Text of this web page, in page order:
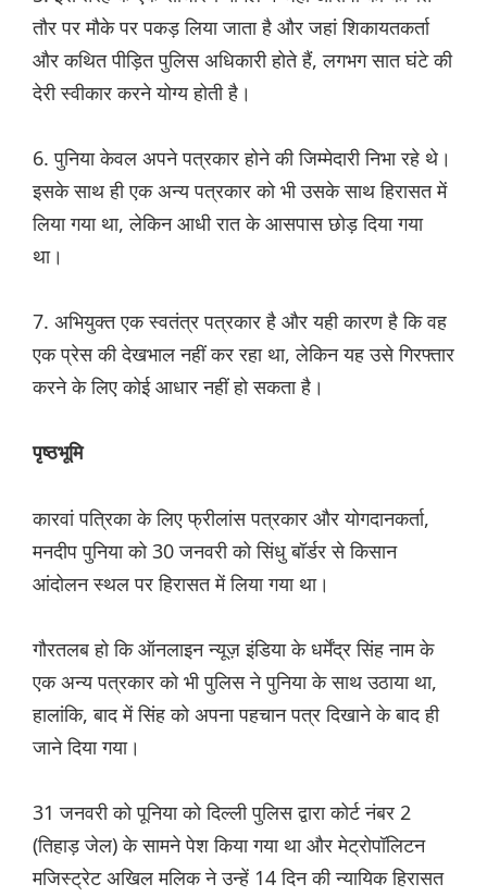
तौर पर मौके पर पकड़ लिया जाता है और जहां शिकायतकर्ता
और कथित पीड़ित पुलिस अधिकारी होते हैं, लगभग सात घंटे की
देरी स्वीकार करने योग्य होती है।
6. पुनिया केवल अपने पत्रकार होने की जिम्मेदारी निभा रहे थे।
इसके साथ ही एक अन्य पत्रकार को भी उसके साथ हिरासत में
लिया गया था, लेकिन आधी रात के आसपास छोड़ दिया गया
था।
7. अभियुक्त एक स्वतंत्र पत्रकार है और यही कारण है कि वह
एक प्रेस की देखभाल नहीं कर रहा था, लेकिन यह उसे गिरफ्तार
करने के लिए कोई आधार नहीं हो सकता है।
पृष्ठभूमि
कारवां पत्रिका के लिए फ्रीलांस पत्रकार और योगदानकर्ता,
मनदीप पुनिया को 30 जनवरी को सिंधु बॉर्डर से किसान
आंदोलन स्थल पर हिरासत में लिया गया था।
गौरतलब हो कि ऑनलाइन न्यूज़ इंडिया के धर्मेंद्र सिंह नाम के
एक अन्य पत्रकार को भी पुलिस ने पुनिया के साथ उठाया था,
हालांकि, बाद में सिंह को अपना पहचान पत्र दिखाने के बाद ही
जाने दिया गया।
31 जनवरी को पूनिया को दिल्ली पुलिस द्वारा कोर्ट नंबर 2
(तिहाड़ जेल) के सामने पेश किया गया था और मेट्रोपॉलिटन
मजिस्ट्रेट अखिल मलिक ने उन्हें 14 दिन की न्यायिक हिरासत